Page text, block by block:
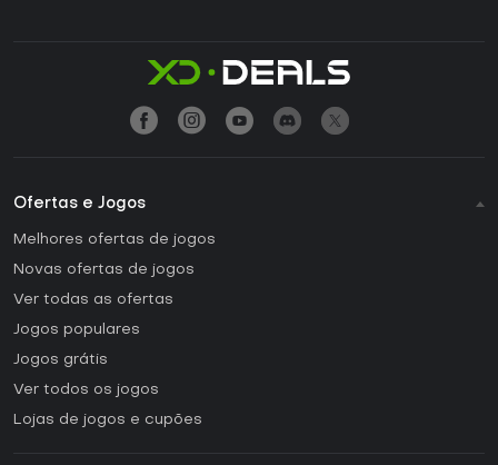
Ofertas e Jogos
Melhores ofertas de jogos
Novas ofertas de jogos
Ver todas as ofertas
Jogos populares
Jogos grátis
Ver todos os jogos
Lojas de jogos e cupões